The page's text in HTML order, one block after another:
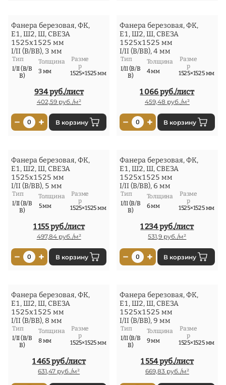
Фанера березовая, ФК,
Е1, Ш2, Ш, СВЕЗА
1525x1525 мм
I/II (В/ВВ), 3 мм
Тип
I/II (В/В
В)
Толщина
3 мм
Разме
р
1525×1525 мм
934 руб./лист
402,59 руб./м²
− 0 + В корзину
Фанера березовая, ФК,
Е1, Ш2, Ш, СВЕЗА
1525x1525 мм
I/II (В/ВВ), 4 мм
Тип
I/II (В/В
В)
Толщина
4 мм
Разме
р
1525×1525 мм
1 066 руб./лист
459,48 руб./м²
− 0 + В корзину
Фанера березовая, ФК,
Е1, Ш2, Ш, СВЕЗА
1525x1525 мм
I/II (В/ВВ), 5 мм
Тип
I/II (В/В
В)
Толщина
5 мм
Разме
р
1525×1525 мм
1 155 руб./лист
497,84 руб./м²
− 0 + В корзину
Фанера березовая, ФК,
Е1, Ш2, Ш, СВЕЗА
1525x1525 мм
I/II (В/ВВ), 6 мм
Тип
I/II (В/В
В)
Толщина
6 мм
Разме
р
1525×1525 мм
1 234 руб./лист
531,9 руб./м²
− 0 + В корзину
Фанера березовая, ФК,
Е1, Ш2, Ш, СВЕЗА
1525x1525 мм
I/II (В/ВВ), 8 мм
Тип
I/II (В/В
В)
Толщина
8 мм
Разме
р
1525×1525 мм
1 465 руб./лист
631,47 руб./м²
Фанера березовая, ФК,
Е1, Ш2, Ш, СВЕЗА
1525x1525 мм
I/II (В/ВВ), 9 мм
Тип
I/II (В/В
В)
Толщина
9 мм
Разме
р
1525×1525 мм
1 554 руб./лист
669,83 руб./м²